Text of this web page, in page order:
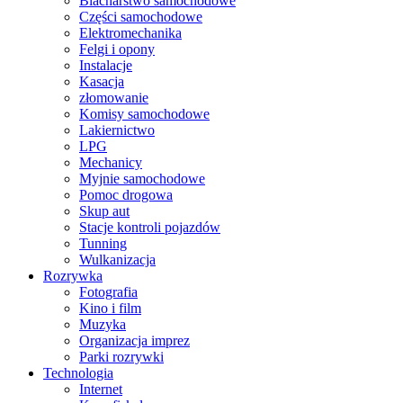
Części samochodowe
Elektromechanika
Felgi i opony
Instalacje
Kasacja
złomowanie
Komisy samochodowe
Lakiernictwo
LPG
Mechanicy
Myjnie samochodowe
Pomoc drogowa
Skup aut
Stacje kontroli pojazdów
Tunning
Wulkanizacja
Rozrywka
Fotografia
Kino i film
Muzyka
Organizacja imprez
Parki rozrywki
Technologia
Internet